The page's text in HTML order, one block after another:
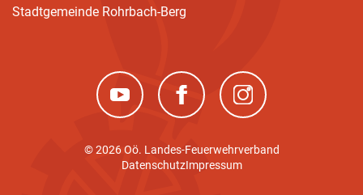
Stadtgemeinde Rohrbach-Berg
(neues Fenster)(neues Fenster)(neues Fenster)
© 2026 Oö. Landes-Feuerwehrverband
DatenschutzImpressum